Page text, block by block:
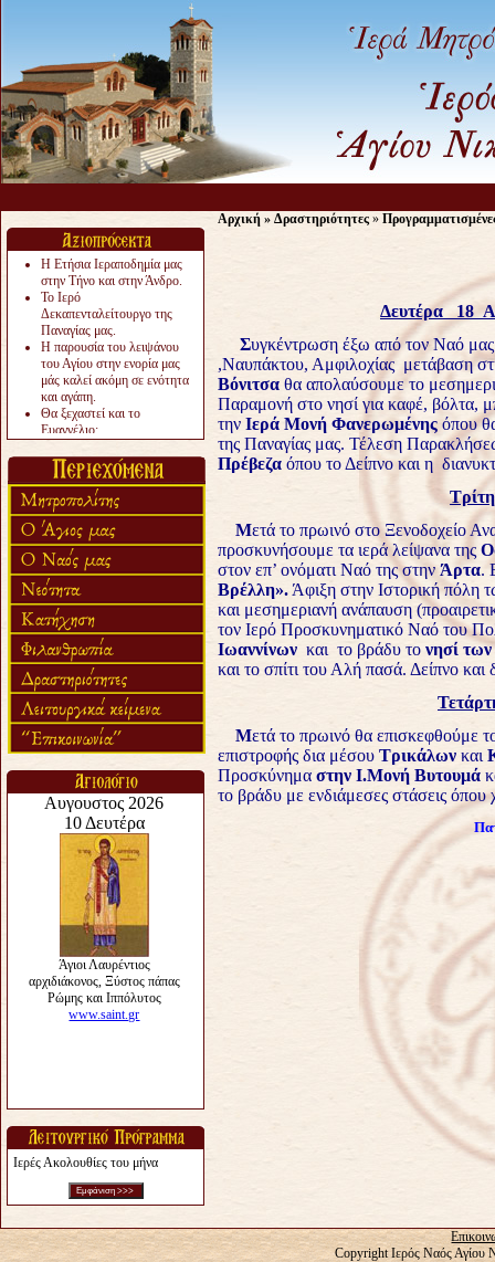
Η Ετήσια Ιεραποδημία μας
στην Τήνο και στην Άνδρο.
Το Ιερό
Δεκαπενταλείτουργο της
Παναγίας μας.
Η παρουσία του λειψάνου
του Αγίου στην ενορία μας
μάς καλεί ακόμη σε ενότητα
και αγάπη.
Θα ξεχαστεί και το
Ευαγγέλιο;
«πολύ αργά».
Ζητείται....
Ιερές Ακολουθίες του μήνα
Αρχική » Δραστηριότητες »
Δευτέρα 18
Συγκέντρωση έξω από τον Ναό μας
,Ναυπάκτου, Αμφιλοχίας μετάβαση
Βόνιτσα θα απολαύσουμε το
Παραμονή στο νησί για καφέ, βόλτα,
την Ιερά Μονή Φανερωμένης όπου
της Παναγίας μας. Τέλεση
Πρέβεζα όπου το Δείπνο και η
Μετά το πρωινό στο Ξενοδοχείο
προσκυνήσουμε τα ιερά λείψανα της
στον επ’ ονόματι Ναό της στηνΆρτα.
Βρέλλη». Άφιξη στην Ιστορική πόλη
και μεσημεριανή ανάπαυση
τον Ιερό Προσκυνηματικό Ναό του
Ιωαννίνων και το βράδυ το νησί
και το σπίτι του Αλή πασά. Δείπνο και
Μετά το πρωινό θα επισκεφθούμε
επιστροφής δια μέσου Τρικάλων και
Προσκύνημα στην Ι.Μονή Βυτουμά
το βράδυ με ενδιάμεσες στάσεις όπου
Copyright Ιερός Ναός Αγίου